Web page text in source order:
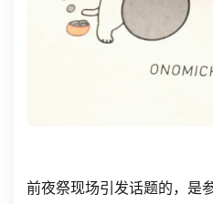
前夜祭现场引发话题的，是